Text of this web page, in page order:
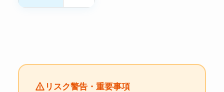
リスク警告・重要事項